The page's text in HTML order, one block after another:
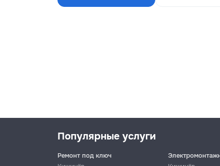
Популярные услуги
Ремонт под ключ